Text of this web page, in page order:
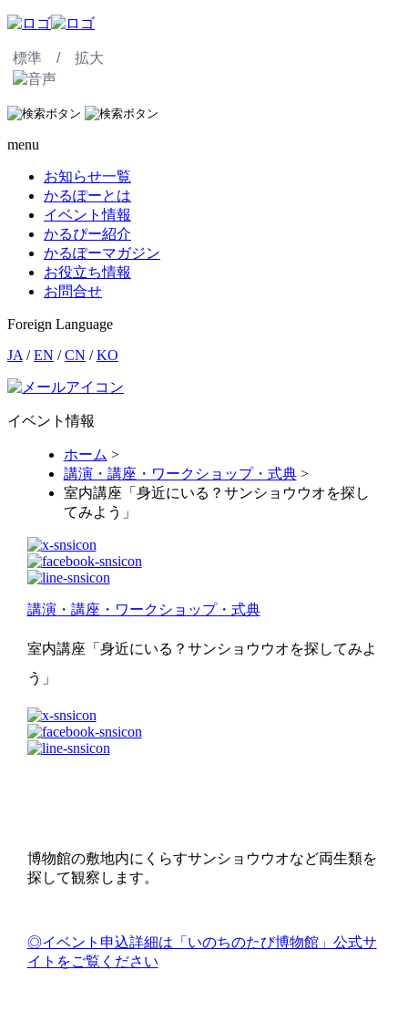
標準 / 拡大
menu
お知らせ一覧
かるぽーとは
イベント情報
かるぴー紹介
かるぽーマガジン
お役立ち情報
お問合せ
Foreign Language
JA /EN /CN /KO
イベント情報
ホーム >
講演・講座・ワークショップ・式典>
室内講座「身近にいる？サンショウウオを探し
てみよう」
講演・講座・ワークショップ・式典
室内講座「身近にいる？サンショウウオを探してみよ
う」
博物館の敷地内にくらすサンショウウオなど両生類を
探して観察します。
◎イベント申込詳細は「いのちのたび博物館」公式サ
イトをご覧ください